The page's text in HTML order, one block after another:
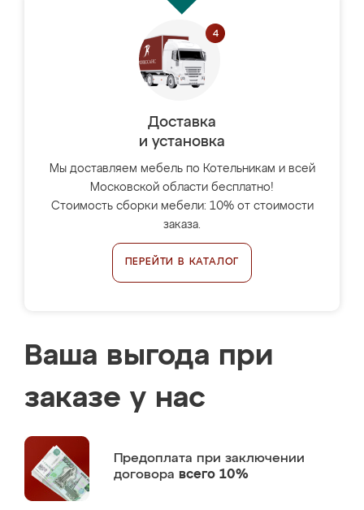
Доставка
и установка
Мы доставляем мебель по Котельникам и всей
Московской области бесплатно!
Стоимость сборки мебели: 10% от стоимости
заказа.
ПЕРЕЙТИ В КАТАЛОГ
Ваша выгода при
заказе у нас
Предоплата при заключении
договора всего 10%